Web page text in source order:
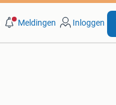
Meldingen Inloggen